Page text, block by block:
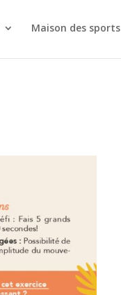
Maison des sports